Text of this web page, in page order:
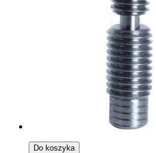
Do koszyka